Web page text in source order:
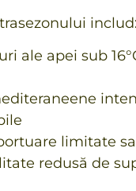
includ:
ale apei sub
limitate
redusă de